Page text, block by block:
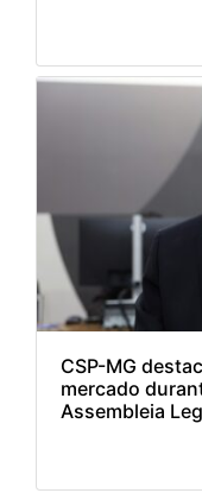
CSP-MG
mercado
Assembleia